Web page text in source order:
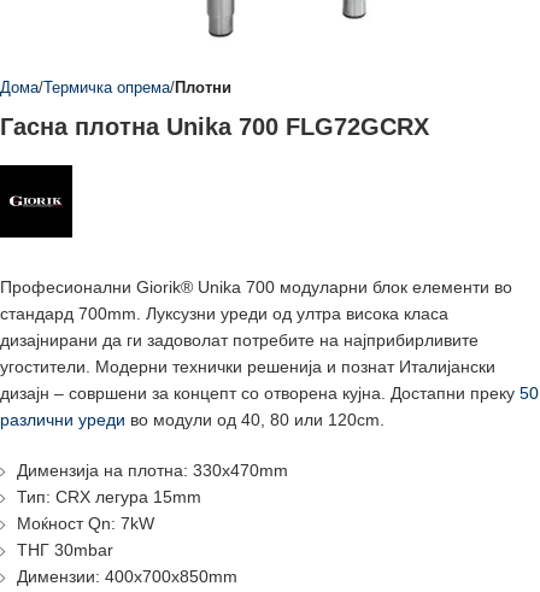
Дома Термичка опрема Плотни
Гасна плотна Unika 700 FLG72GCRX
Професионални Giorik® Unika 700 модуларни блок елементи во
стандард 700mm. Луксузни уреди од ултра висока класа
дизајнирани да ги задоволат потребите на најприбирливите
угостители. Модерни технички решенија и познат Италијански
дизајн – совршени за концепт со отворена кујна. Достапни преку 50
различни уреди во модули од 40, 80 или 120cm.
Димензија на плотна: 330x470mm
Тип: CRX легурa 15mm
Моќност Qn: 7kW
ТНГ 30mbar
Димензии: 400x700x850mm